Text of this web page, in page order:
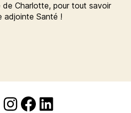
de Charlotte, pour tout savoir
adjointe Santé !
de partage
Instagram
Facebook
LinkedIn